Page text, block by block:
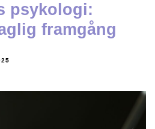
psykologi:
framgång